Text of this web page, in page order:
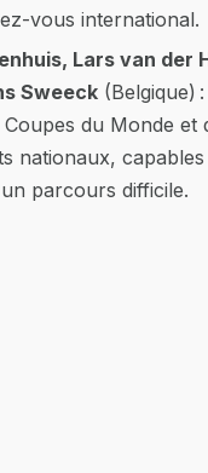
vous international.
Lars van der
Sweeck (Belgique)
du Monde et
nationaux,
parcours difficile.